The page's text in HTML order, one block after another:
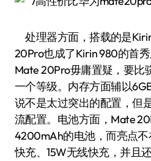
处理器方面，搭载的是
20Pro也成了Kirin 980的首
Mate 20Pro毋庸置疑，要比
一个等级。内存方面辅以
说不是太过突出的配置，但
流配置。电池方面，Mate
4200mAh的电池，而亮点
快充、15W无线快充，并且